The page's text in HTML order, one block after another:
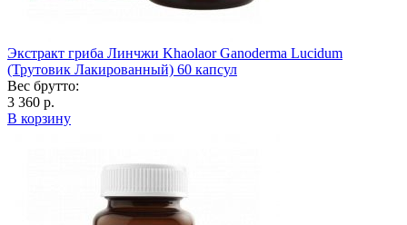
Экстракт гриба Линчжи Khaolaor Ganoderma Lucidum
(Трутовик Лакированный) 60 капсул
Вес брутто:
3 360 р.
В корзину